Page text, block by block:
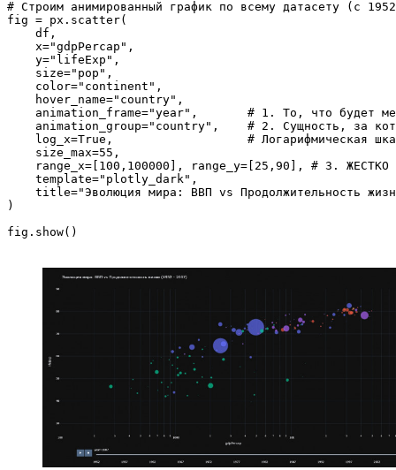
# Строим анимированный график по всему датасету (с
fig = px.scatter(
    df,
    x="gdpPercap",
    y="lifeExp",
    size="pop",
    color="continent",
    hover_name="country",
animation_frame="year",       # 1. То, что будет
animation_group="country",    # 2. Сущность, за
log_x=True,                   # Логарифмическая
    size_max=55,
range_x=[100,100000], range_y=[25,90], # 3. ЖЕСТКО
    template="plotly_dark",
title="Эволюция мира: ВВП vs Продолжительность
)